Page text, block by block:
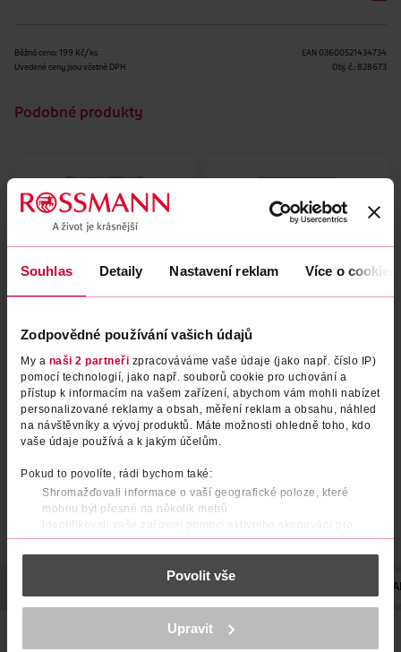
Souhlas Detaily Nastavení reklam Více o cookies
Zodpovědné používání vašich údajů
My a naši 2 partneři zpracováváme vaše údaje (jako např. číslo IP)
pomocí technologií, jako např. souborů cookie pro uchování a
přístup k informacím na vašem zařízení, abychom vám mohli nabízet
personalizované reklamy a obsah, měření reklam a obsahu, náhled
na návštěvníky a vývoj produktů. Máte možnosti ohledně toho, kdo
vaše údaje používá a k jakým účelům.
Pokud to povolíte, rádi bychom také:
Shromažďovali informace o vaší geografické poloze, které
mohou být přesné na několik metrů
Identifikovali vaše zařízení pomocí aktivního skenování pro
konkrétní charakteristiky (otisk prstu)
Zjistěte více o tom, jak zpracováváme vaše osobní údaje, a nastavte
části s podrobnostmi . Svůj souhlas můžete kdykoliv
K provozu stránek, personalizaci obsahu a reklam, funkcí sociálních
médií, analýze návštěvnosti, které mohou nést osobní údaje.
Povolit vše
Upravit
Běžná cena: 199 Kč/ks
Uvedené ceny jsou včetně DPH
EAN 03600521434734
Obj. č.: 828673
Podobné produkty
Ultra Platinum Zesvětlovač
L'Oréal 1 ks
199 Kč
DO KOŠÍKU
Obj. č.: 555340
Caracas intenzivní ledově
čokoládová
L'Oréal 1 ks
199 Kč
STUPEŇ
Luxusní barva na vlasy L’Oréal Paris Préférence dodá vašim
vlasům oslnivý lesk. Zářivě lesklé vlasy si můžete užívat až